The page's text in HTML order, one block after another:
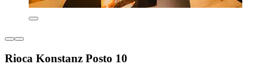
Rioca Konstanz Posto 10